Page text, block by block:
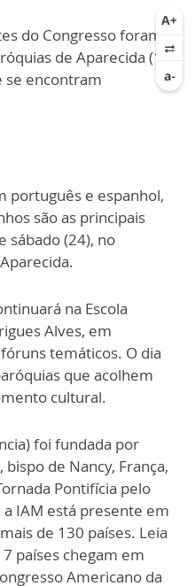
do Congresso foram
de Aparecida (1)
se encontram
português e espanhol,
são as principais
sábado (24), no
na Escola
Alves, em
temáticos. O dia
que acolhem
cultural.
foi fundada por
de Nancy, França,
Pontifícia pelo
IAM está presente em
de 130 países. Leia
países chegam em
Americano da